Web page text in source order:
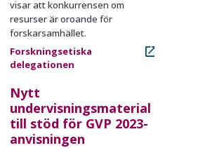
visar att konkurrensen om
resurser är oroande för
forskarsamhället.
Forskningsetiska
delegationen
Nytt
undervisningsmaterial
till stöd för GVP 2023-
anvisningen